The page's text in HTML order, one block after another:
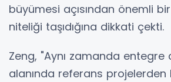
büyümesi açısından önemli
niteliği taşıdığına dikkati çekti.
Zeng, "Aynı zamanda entegre
alanında referans